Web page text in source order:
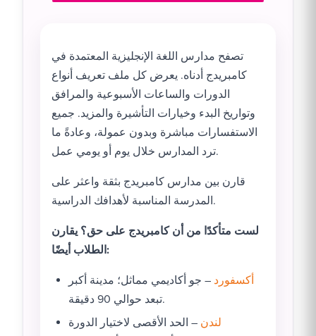
تصفح مدارس اللغة الإنجليزية المعتمدة في
كامبريدج أدناه. يعرض كل ملف تعريف أنواع
الدورات والساعات الأسبوعية والمرافق
وتواريخ البدء وخيارات التأشيرة والمزيد. جميع
الاستفسارات مباشرة وبدون عمولة، وعادةً ما
ترد المدارس خلال يوم أو يومي عمل.
قارن بين مدارس كامبريدج بثقة واعثر على
المدرسة المناسبة لأهدافك الدراسية.
لست متأكدًا من أن كامبريدج على حق؟ يقارن
الطلاب أيضًا:
أكسفورد – جو أكاديمي مماثل؛ مدينة أكبر
تبعد حوالي 90 دقيقة.
لندن – الحد الأقصى لاختيار الدورة